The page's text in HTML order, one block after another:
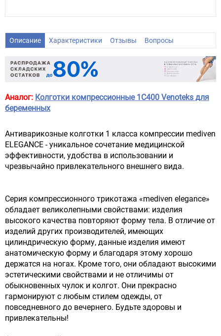
Описание Характеристики Отзывы Вопросы
Аналог: Колготки компрессионные 1C400 Venoteks для
беременных
Антиварикозные колготки 1 класса компрессии mediven
ELEGANCE - уникальное сочетание медицинской
эффективности, удобства в использовании и
чрезвычайно привлекательного внешнего вида.
Серия компрессионного трикотажа «mediven elegance»
обладает великолепными свойствами: изделия
высокого качества повторяют форму тела. В отличие от
изделий других производителей, имеющих
цилиндрическую форму, данные изделия имеют
анатомическую форму и благодаря этому хорошо
держатся на ногах. Кроме того, они обладают высокими
эстетическими свойствами и не отличимы от
обыкновенных чулок и колгот. Они прекрасно
гармонируют с любым стилем одежды, от
повседневного до вечернего. Будьте здоровы и
привлекательны!